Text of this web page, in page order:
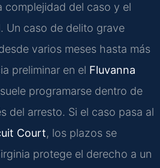
complejidad del caso y el
Un caso de delito grave
varios meses hasta más
preliminar en el Fluvanna
suele programarse dentro de
del arresto. Si el caso pasa al
Court, los plazos se
protege el derecho a un